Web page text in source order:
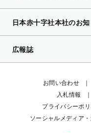
日本赤十字社本社のお
広報誌
お問い合わせ
入札情報
プライバシーポ
ソーシャルメディア